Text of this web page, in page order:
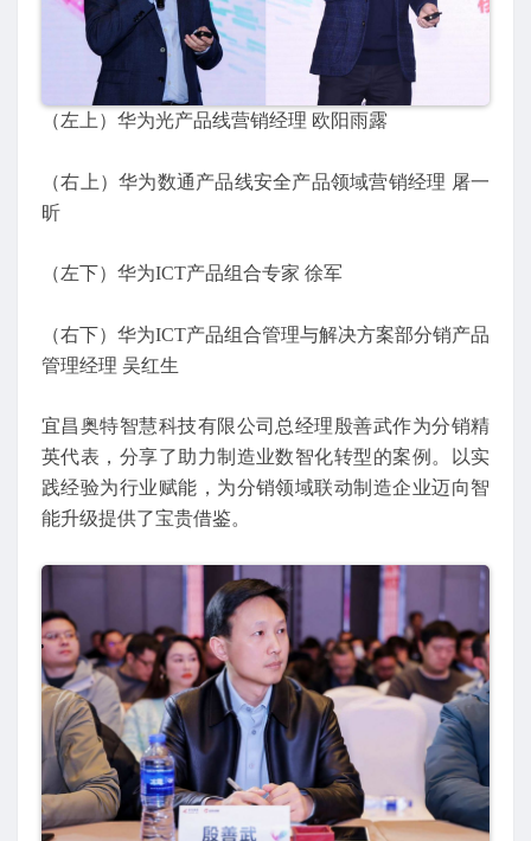
（左上）华为光产品线营销经理 欧阳雨露
（右上）华为数通产品线安全产品领域营销经理 屠一
昕
（左下）华为ICT产品组合专家 徐军
（右下）华为ICT产品组合管理与解决方案部分销产品
管理经理 吴红生
宜昌奥特智慧科技有限公司总经理殷善武作为分销精
英代表，分享了助力制造业数智化转型的案例。以实
践经验为行业赋能，为分销领域联动制造企业迈向智
能升级提供了宝贵借鉴。